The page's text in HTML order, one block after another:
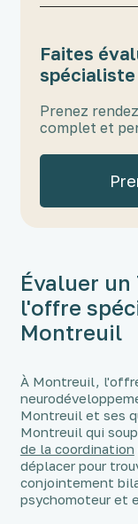
Faites
Prenez
complet et
Évaluer un
l'offre
Montreuil
À Montreuil,
Montreuil et ses
Montreuil qui
de la coordination
déplacer pour
conjointement
psychomoteur et